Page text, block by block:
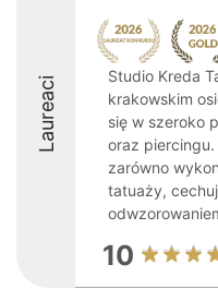
Laureaci
Studio Kreda
krakowskim
się w szeroko
oraz
zarówno
tatuaży,
10